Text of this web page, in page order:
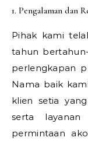
1. Pengalaman dan
Pihak kami
tahun
perlengkapan
Nama baik
klien setia
serta
permintaan